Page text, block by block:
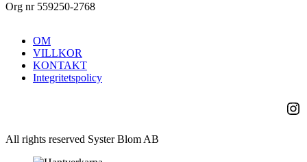
Org nr 559250-2768
OM
VILLKOR
KONTAKT
Integritetspolicy
All rights reserved Syster Blom AB